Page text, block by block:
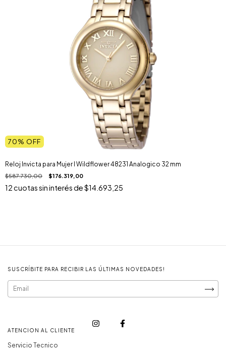
70% OFF
Reloj Invicta para Mujer I Wildflower 48231 Analogico 32 mm
$587.730,00 $176.319,00
12cuotas sin interés de$14.693,25
SUSCRÍBITE PARA RECIBIR LAS ÚLTIMAS NOVEDADES!
ATENCION AL CLIENTE
Servicio Tecnico